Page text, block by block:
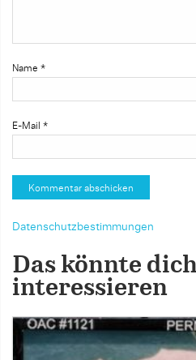
Name *
E-Mail *
Datenschutzbestimmungen
Das könnte
interessieren